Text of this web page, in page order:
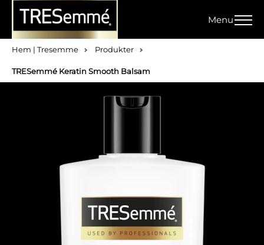
Menu
Hem | Tresemme Produkter
TRESemmé Keratin Smooth Balsam